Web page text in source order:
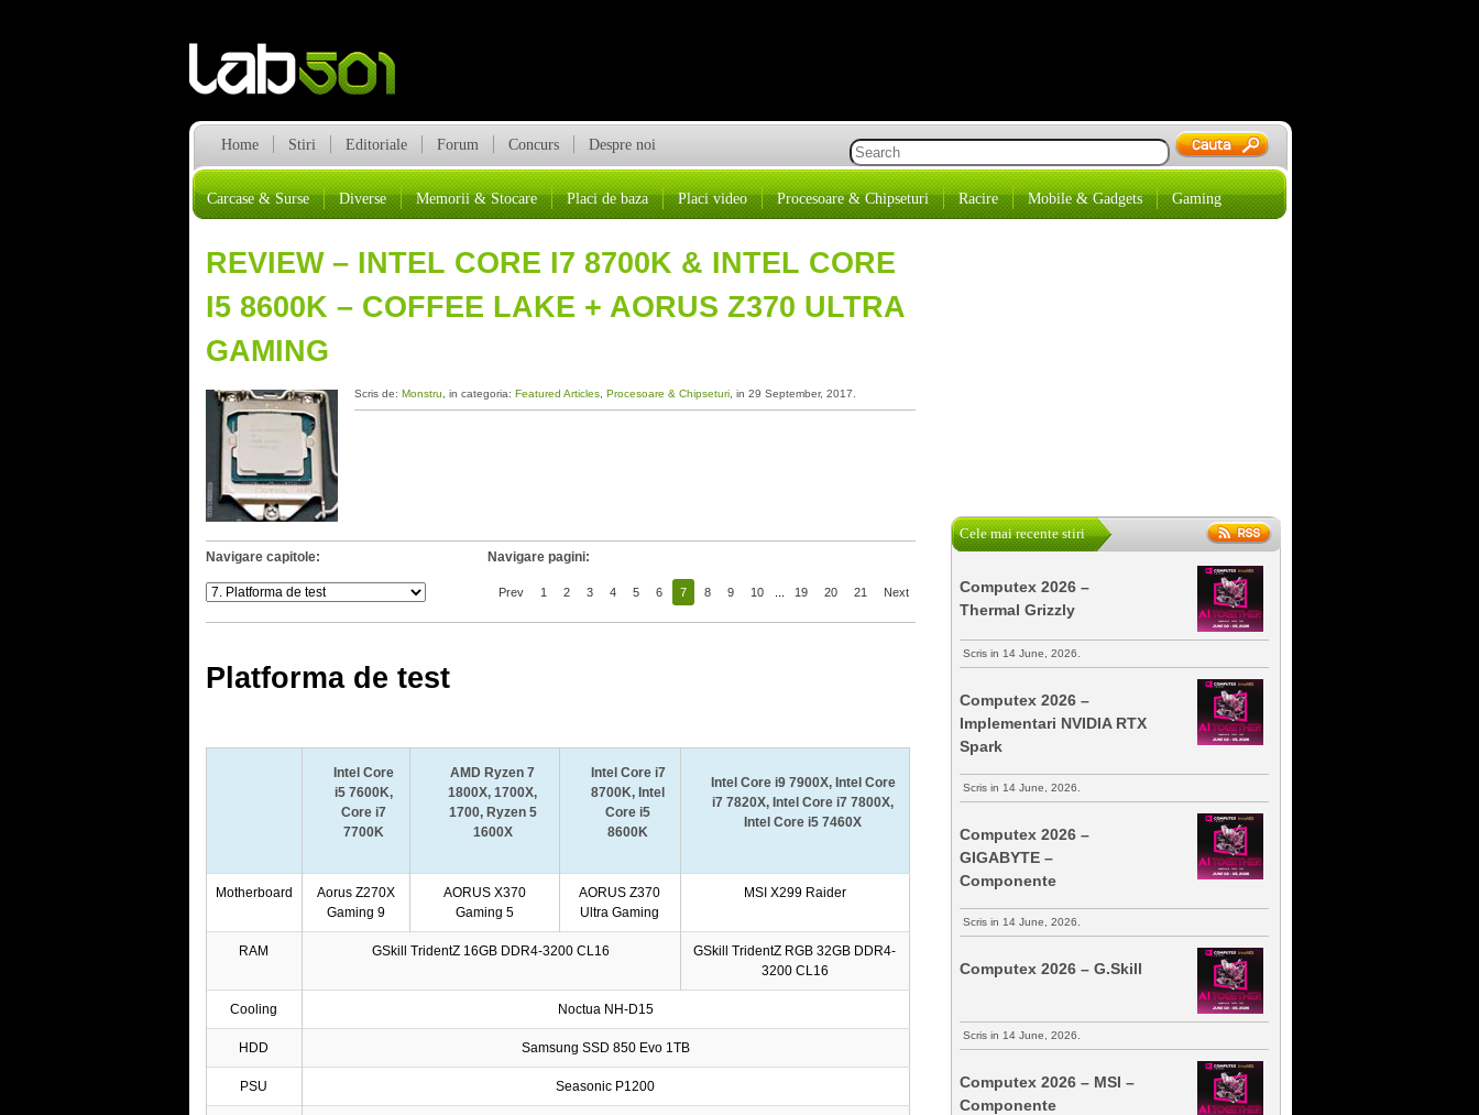
Home Stiri Editoriale Forum Concurs Despre noi
Carcase & Surse Diverse Memorii & Stocare Placi de baza Placi video Procesoare & Chipseturi Racire Mobile & Gadgets Gaming
REVIEW – INTEL CORE I7 8700K & INTEL CORE
I5 8600K – COFFEE LAKE + AORUS Z370 ULTRA
GAMING
Scris de: Monstru , in categoria: Featured Articles, Procesoare & Chipseturi, in 29 September, 2017.
Navigare capitole: Navigare pagini:
Prev 1 2 3 4 5 6 7 8 9 10 19 20 21 Next
Platforma de test
Intel Core
i5 7600K,
Core i7
7700K
AMD Ryzen 7
1800X, 1700X,
1700, Ryzen 5
1600X
Intel Core i7
8700K, Intel
Core i5
8600K
Intel Core i9 7900X, Intel Core
i7 7820X, Intel Core i7 7800X,
Intel Core i5 7460X
Motherboard
Aorus Z270X
Gaming 9
AORUS X370
Gaming 5
AORUS Z370
Ultra Gaming
MSI X299 Raider
RAM GSkill TridentZ 16GB DDR4-3200 CL16
GSkill TridentZ RGB 32GB DDR4-
3200 CL16
Cooling Noctua NH-D15
HDD Samsung SSD 850 Evo 1TB
PSU Seasonic P1200
Cele mai recente stiri
Computex 2026 –
Thermal Grizzly
Scris in 14 June, 2026.
Computex 2026 –
Implementari NVIDIA RTX
Spark
Scris in 14 June, 2026.
Computex 2026 –
GIGABYTE –
Componente
Scris in 14 June, 2026.
Computex 2026 – G.Skill
Scris in 14 June, 2026.
Computex 2026 – MSI –
Componente